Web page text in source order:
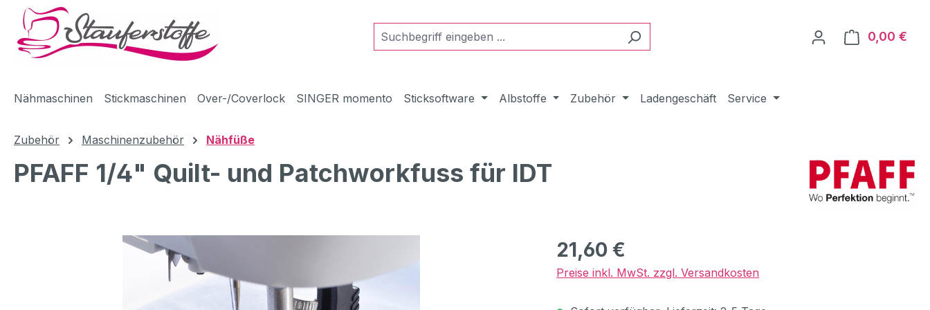
Hauptinhalt springen
Zur Suche springen
Zur Hauptnavigation springen
0,00 €
Nähmaschinen Stickmaschinen Over-/Coverlock SINGER momento Sticksoftware Albstoffe Zubehör Ladengeschäft Service
Zubehör Maschinenzubehör Nähfüße
PFAFF 1/4" Quilt- und Patchworkfuss für IDT
Bildergalerie überspringen Regulärer Preis:
21,60 €
Preise inkl. MwSt. zzgl. Versandkosten